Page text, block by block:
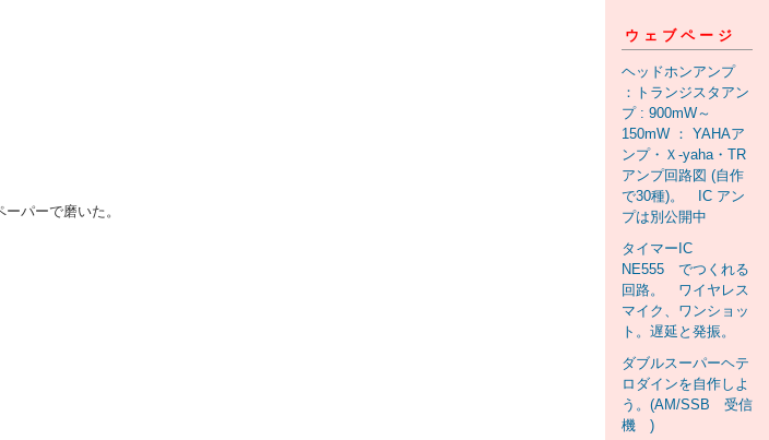
パーで磨いた。
ウェブページ
ヘッドホンアンプ
：トランジスタアン
プ : 900mW～
150mW ： YAHAア
ンプ・Ｘ-yaha・TR
アンプ回路図 (自作
で30種)。 IC アン
プは別公開中
タイマーIC
NE555 でつくれる
回路。 ワイヤレス
マイク、ワンショッ
ト。遅延と発振。
ダブルスーパーヘテ
ロダインを自作しよ
う。(AM/SSB 受信
機 )